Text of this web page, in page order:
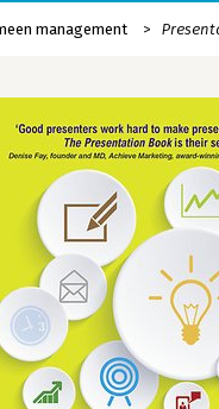
management